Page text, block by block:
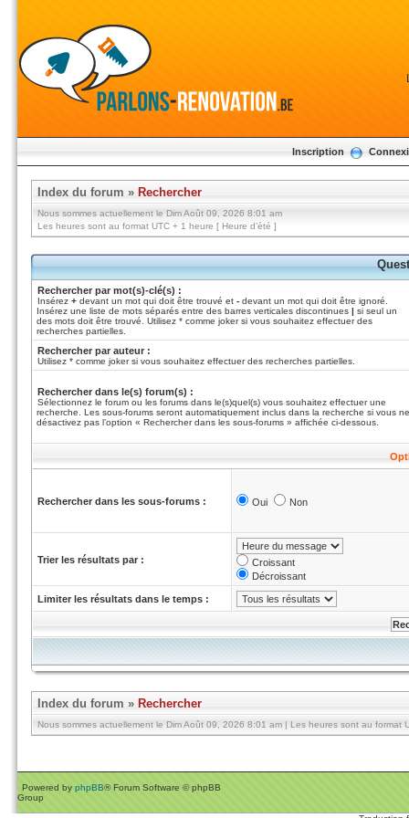
Inscription
Index du forum » Rechercher
Nous sommes actuellement le Dim Août 09, 2026 8:01 am
Les heures sont au format UTC + 1 heure [ Heure d’été ]
Rechercher par mot(s)-clé(s) :
Insérez + devant un mot qui doit être trouvé et - devant un mot qui doit être ignoré.
Insérez une liste de mots séparés entre des barres verticales discontinues | si seul un
des mots doit être trouvé. Utilisez * comme joker si vous souhaitez effectuer des
recherches partielles.
Rechercher par auteur :
Utilisez * comme joker si vous souhaitez effectuer des recherches partielles.
Rechercher dans le(s) forum(s) :
Sélectionnez le forum ou les forums dans le(s)quel(s) vous souhaitez effectuer une
recherche. Les sous-forums seront automatiquement inclus dans la recherche si vous ne
désactivez pas l’option « Rechercher dans les sous-forums » affichée ci-dessous.
Rechercher dans les sous-forums : Oui Non
Trier les résultats par :
Croissant
Décroissant
Limiter les résultats dans le temps :
Index du forum » Rechercher
Nous sommes actuellement le Dim Août 09, 2026 8:01 am | Les heures sont au format
Powered by phpBB® Forum Software © phpBB
Group